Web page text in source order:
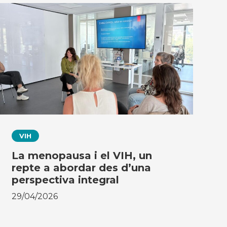
VIH
La menopausa i el VIH, un
repte a abordar des d’una
perspectiva integral
29/04/2026